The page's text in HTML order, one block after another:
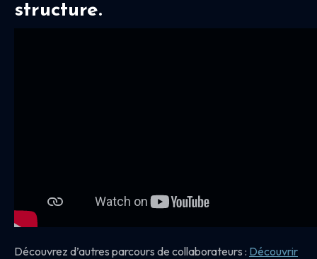
structure.
Découvrez d’autres parcours de collaborateurs : Découvrir